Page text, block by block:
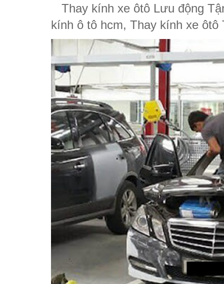
Thay kính xe ôtô Lưu động
kính ô tô hcm, Thay kính xe